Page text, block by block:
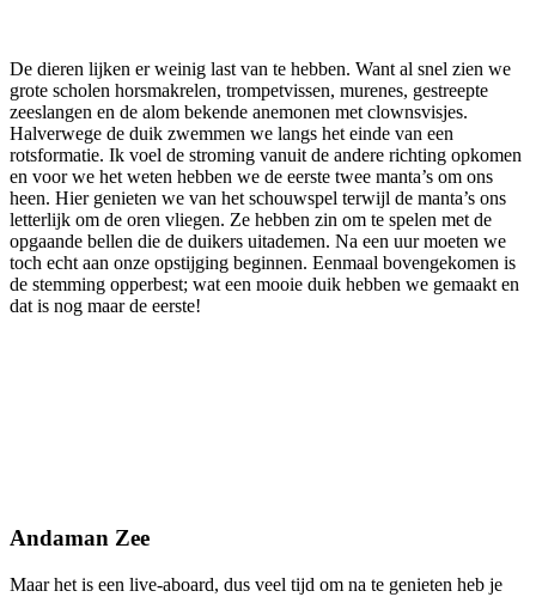
De dieren lijken er weinig last van te hebben. Want al snel zien we
grote scholen horsmakrelen, trompetvissen, murenes, gestreepte
zeeslangen en de alom bekende anemonen met clownsvisjes.
Halverwege de duik zwemmen we langs het einde van een
rotsformatie. Ik voel de stroming vanuit de andere richting opkomen
en voor we het weten hebben we de eerste twee manta’s om ons
heen. Hier genieten we van het schouwspel terwijl de manta’s ons
letterlijk om de oren vliegen. Ze hebben zin om te spelen met de
opgaande bellen die de duikers uitademen. Na een uur moeten we
toch echt aan onze opstijging beginnen. Eenmaal bovengekomen is
de stemming opperbest; wat een mooie duik hebben we gemaakt en
dat is nog maar de eerste!
Andaman Zee
Maar het is een live-aboard, dus veel tijd om na te genieten heb je